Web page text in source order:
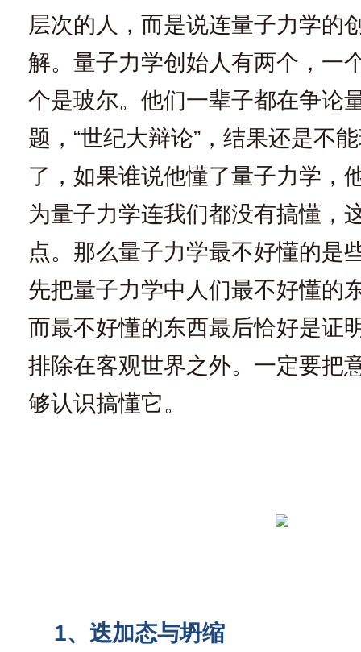
层次的人，而是说连量子力学的
解。量子力学创始人有两个，一
个是玻尔。他们一辈子都在争论
题，“世纪大辩论”，结果还是不
了，如果谁说他懂了量子力学，
为量子力学连我们都没有搞懂，
点。那么量子力学最不好懂的是
先把量子力学中人们最不好懂的
而最不好懂的东西最后恰好是证
排除在客观世界之外。一定要把
够认识搞懂它。
1、迭加态与坍缩